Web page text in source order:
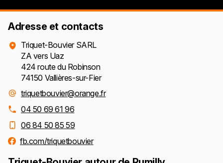
Adresse et contacts
Triquet-Bouvier SARL
ZA vers Uaz
424 route du Robinson
74150 Vallières-sur-Fier
triquetbouvier@orange.fr
04 50 69 61 96
06 84 50 85 59
fb.com/triquetbouvier